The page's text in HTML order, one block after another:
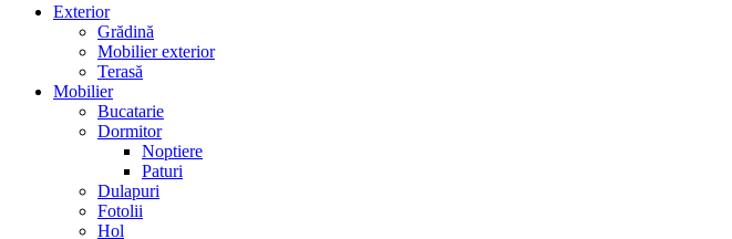
Exterior
Grădină
Mobilier exterior
Terasă
Mobilier
Bucatarie
Dormitor
Noptiere
Paturi
Dulapuri
Fotolii
Hol